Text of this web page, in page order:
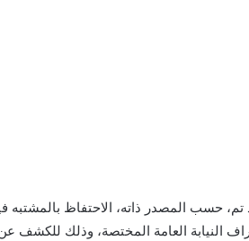
تم، حسب المصدر ذاته، الاحتفاظ
النيابة العامة المختصة، وذلك للكشف